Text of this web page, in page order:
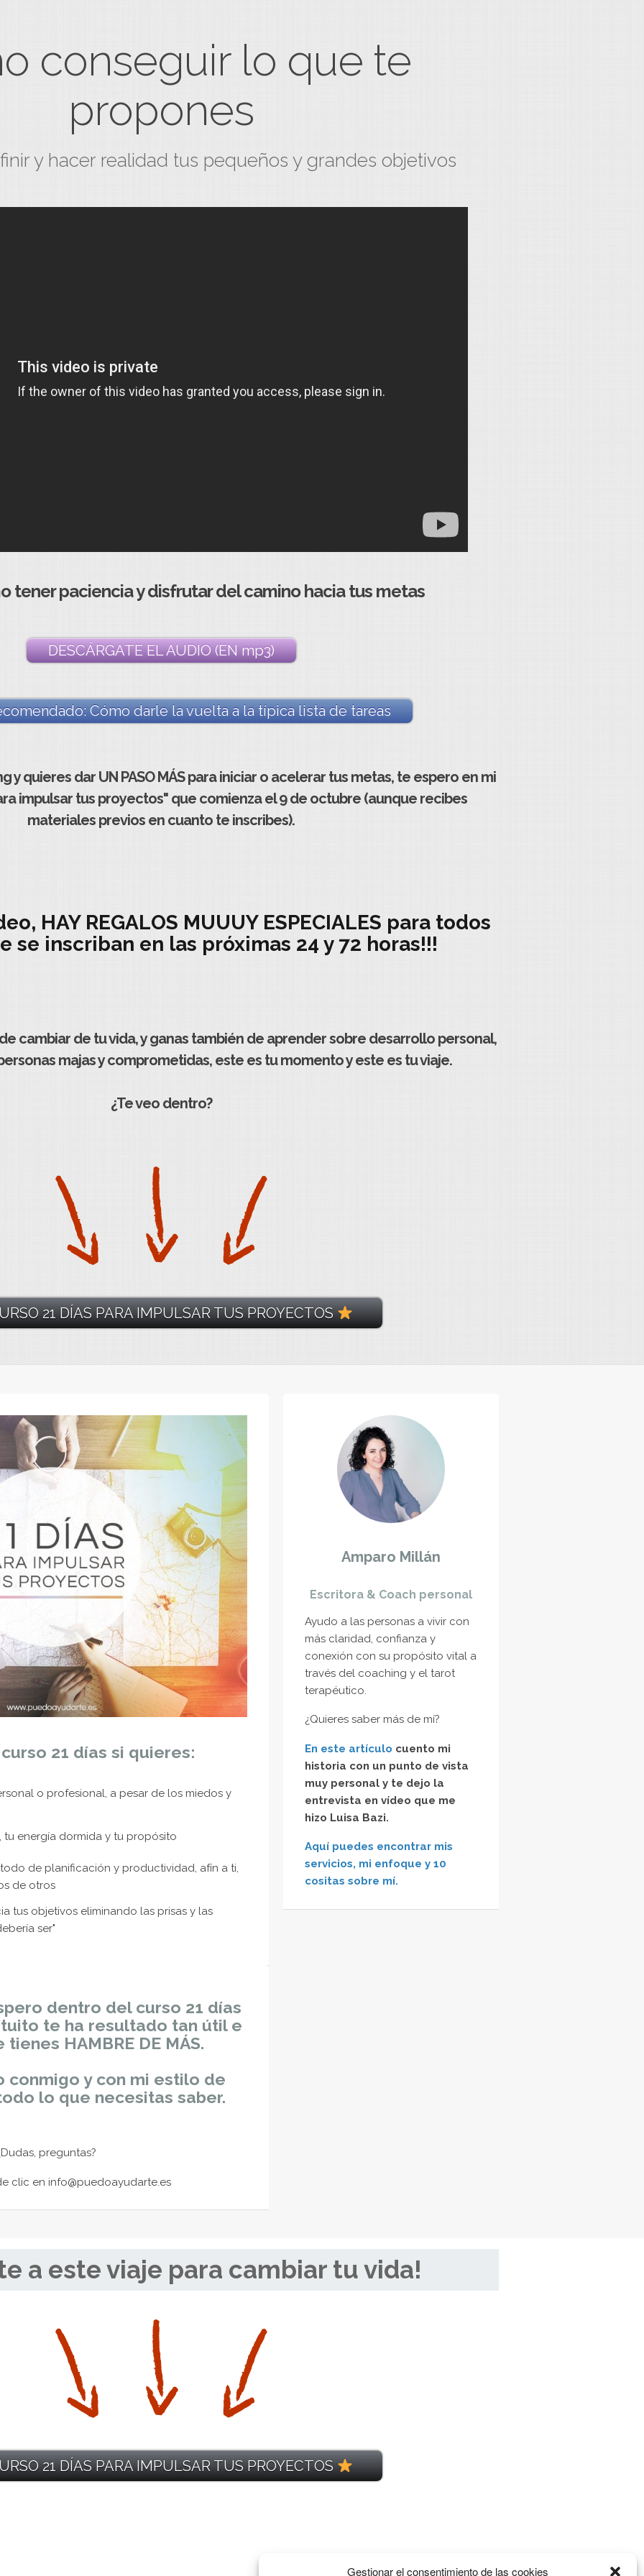
Gestionar el consentimiento de las cookies
conseguir lo que te
propones
y hacer realidad tus pequeños y grandes objetivos
tener paciencia y disfrutar del camino hacia tus metas
DESCÁRGATE EL AUDIO (EN mp3)
Cómo darle la vuelta a la típica lista de tareas
y quieres dar UN PASO MÁS para iniciar o acelerar tus metas, te espero en mi
impulsar tus proyectos" que comienza el 9 de octubre (aunque recibes
materiales previos en cuanto te inscribes).
HAY REGALOS MUUUY ESPECIALES para todos
se inscriban en las próximas 24 y 72 horas!!!
cambiar de tu vida, y ganas también de aprender sobre desarrollo personal,
majas y comprometidas, este es tu momento y este es tu viaje.
¿Te veo dentro?
21 DÍAS PARA IMPULSAR TUS PROYECTOS
21 días si quieres:
o profesional, a pesar de los miedos y
tu energía dormida y tu propósito
de planificación y productividad, afín a ti,
de otros
tus objetivos eliminando las prisas y las
ser"
dentro del curso 21 días
te ha resultado tan útil e
HAMBRE DE MÁS.
conmigo y con mi estilo de
lo que necesitas saber.
preguntas?
clic en info@puedoayudarte.es
Amparo Millán
Escritora & Coach personal
Ayudo a las personas a vivir con
más claridad, confianza y
conexión con su propósito vital a
través del coaching y el tarot
terapéutico.
¿Quieres saber más de mí?
En este artículo cuento mi
historia con un punto de vista
muy personal y te dejo la
entrevista en vídeo que me
hizo Luisa Bazi.
Aquí puedes encontrar mis
servicios, mi enfoque y 10
cositas sobre mí.
a este viaje para cambiar tu vida!
21 DÍAS PARA IMPULSAR TUS PROYECTOS